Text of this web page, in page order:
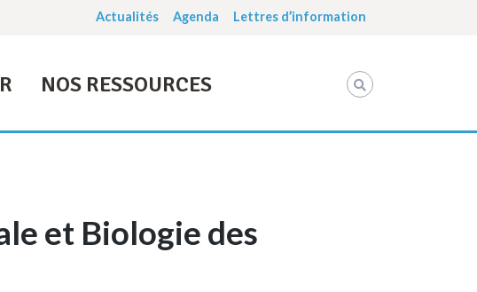
Actualités Agenda Lettres d’information
NOS RESSOURCES
et Biologie des